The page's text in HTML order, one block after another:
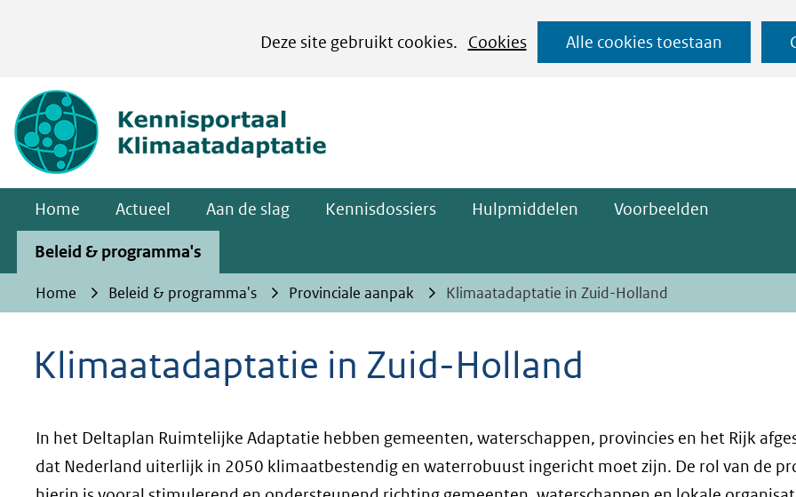
Deze site gebruikt cookies.
Cookies
kan
het
gebruik
van
cookies
deze
website
toegestaan
Alle cookies toestaan
Ga
naar
Home Actueel Aan de slag Kennisdossiers Hulpmiddelen Voorbeelden
Beleid & programma's
Home Beleid & programma's Provinciale aanpak Klimaatadaptatie in Zuid-Holland
Klimaatadaptatie in Zuid-Holland
In het Deltaplan Ruimtelijke Adaptatie hebben gemeenten, waterschappen, provincies en het Rijk
dat Nederland uiterlijk in 2050 klimaatbestendig en waterrobuust ingericht moet zijn. De rol van de